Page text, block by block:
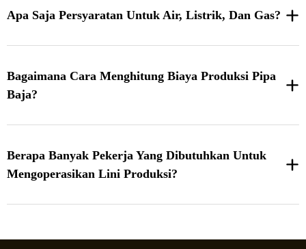
Apa Saja Persyaratan Untuk Air, Listrik, Dan Gas?
Bagaimana Cara Menghitung Biaya Produksi Pipa
Baja?
Berapa Banyak Pekerja Yang Dibutuhkan Untuk
Mengoperasikan Lini Produksi?